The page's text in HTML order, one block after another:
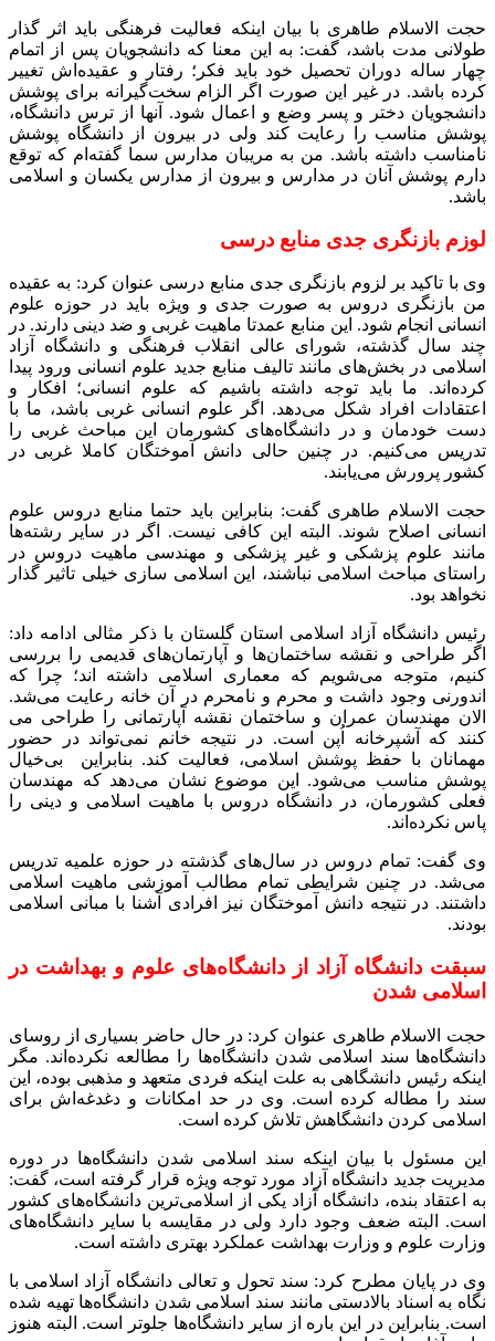
حجت الاسلام طاهری با بیان اینکه فعالیت فرهنگی باید اثر گذار
طولانی مدت باشد، گفت: به این معنا که دانشجویان پس از اتمام
چهار ساله دوران تحصیل خود باید فکر؛ رفتار و عقیده‌اش تغییر
کرده باشد. در غیر این صورت اگر الزام سخت‌گیرانه برای پوشش
دانشجویان دختر و پسر وضع و اعمال شود. آنها از ترس دانشگاه،
پوشش مناسب را رعایت کند ولی در بیرون از دانشگاه پوشش
نامناسب داشته باشد. من به مریبان مدارس سما گفته‌ام که توقع
دارم پوشش آنان در مدارس و بیرون از مدارس یکسان و اسلامی
باشد.
لوزم بازنگری جدی منابع درسی
وی با تاکید بر لزوم بازنگری جدی منابع درسی عنوان کرد: به عقیده
من بازنگری دروس به صورت جدی و ویژه باید در حوزه علوم
انسانی انجام شود. این منابع عمدتا ماهیت غربی و ضد دینی دارند. در
چند سال گذشته، شورای عالی انقلاب فرهنگی و دانشگاه آزاد
اسلامی در بخش‌های مانند تالیف منابع جدید علوم انسانی ورود پیدا
کرده‌اند. ما باید توجه داشته باشیم که علوم انسانی؛ افکار و
اعتقادات افراد شکل می‌دهد. اگر علوم انسانی غربی باشد، ما با
دست خودمان و در دانشگاه‌های کشورمان این مباحث غربی را
تدریس می‌کنیم. در چنین حالی دانش آموختگان کاملا غربی در
کشور پرورش می‌یابند.
حجت الاسلام طاهری گفت: بنابراین باید حتما منابع دروس علوم
انسانی اصلاح شوند. البته این کافی نیست. اگر در سایر رشته‌ها
مانند علوم پزشکی و غیر پزشکی و مهندسی ماهیت دروس در
راستای مباحث اسلامی نباشند، این اسلامی سازی خیلی تاثیر گذار
نخواهد بود.
رئیس دانشگاه آزاد اسلامی استان گلستان با ذکر مثالی ادامه داد:
اگر طراحی و نقشه ساختمان‌ها و آپارتمان‌های قدیمی را بررسی
کنیم، متوجه می‌شویم که معماری اسلامی داشته اند؛ چرا که
اندورنی وجود داشت و محرم و نامحرم در آن خانه رعایت می‌شد.
الان مهندسان عمران و ساختمان نقشه آپارتمانی را طراحی می
کنند که آشپرخانه اُپن است. در نتیجه خانم نمی‌تواند در حضور
مهمانان با حفظ پوشش اسلامی، فعالیت کند. بنابراین بی‌خیال
پوشش مناسب می‌شود. این موضوع نشان می‌دهد که مهندسان
فعلی کشورمان، در دانشگاه دروس با ماهیت اسلامی و دینی را
پاس نکرده‌اند.
وی گفت: تمام دروس در سال‌های گذشته در حوزه علمیه تدریس
می‌شد. در چنین شرایطی تمام مطالب آموزشی ماهیت اسلامی
داشتند. در نتیجه دانش آموختگان نیز افرادی آشنا با مبانی اسلامی
بودند.
سبقت دانشگاه آزاد از دانشگاه‌های علوم و بهداشت در
اسلامی شدن
حجت الاسلام طاهری عنوان کرد: در حال حاضر بسیاری از روسای
دانشگاه‌ها سند اسلامی شدن دانشگاه‌ها را مطالعه نکرده‌اند. مگر
اینکه رئیس دانشگاهی به علت اینکه فردی متعهد و مذهبی بوده، این
سند را مطاله کرده است. وی در حد امکانات و دغدغه‌اش برای
اسلامی کردن دانشگاهش تلاش کرده است.
این مسئول با بیان اینکه سند اسلامی شدن دانشگاه‌ها در دوره
مدیریت جدید دانشگاه‌ آزاد مورد توجه ویژه قرار گرفته است، گفت:
به اعتقاد بنده، دانشگاه آزاد یکی از اسلامی‌ترین دانشگاه‌های کشور
است. البته ضعف وجود دارد ولی در مقایسه با سایر دانشگاه‌های
وزارت علوم و وزارت بهداشت عملکرد بهتری داشته است.
وی در پایان مطرح کرد: سند تحول و تعالی دانشگاه آزاد اسلامی با
نگاه به اسناد بالادستی مانند سند اسلامی شدن دانشگاه‌ها تهیه شده
است. بنابراین در این باره از سایر دانشگاه‌ها جلوتر است. البته هنوز